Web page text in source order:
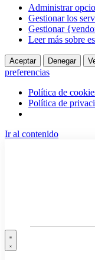
Administrar
Gestionar los
Gestionar
Leer más sobre
Aceptar Denegar
preferencias
Política de
Política de
Ir al contenido